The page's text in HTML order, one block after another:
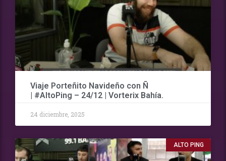
Viaje Porteñito Navideño con Ñ
| #AltoPing – 24/12 | Vorterix Bahía.
24 diciembre, 2025
ALTO PING